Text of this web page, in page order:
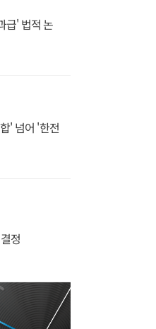
급' 법적 논
' 넘어 '한전
정